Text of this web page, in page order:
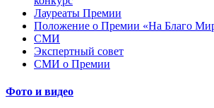
Лауреаты Премии
Положение о Премии «На Благо
СМИ
Экспертный совет
СМИ о Премии
Фото и видео